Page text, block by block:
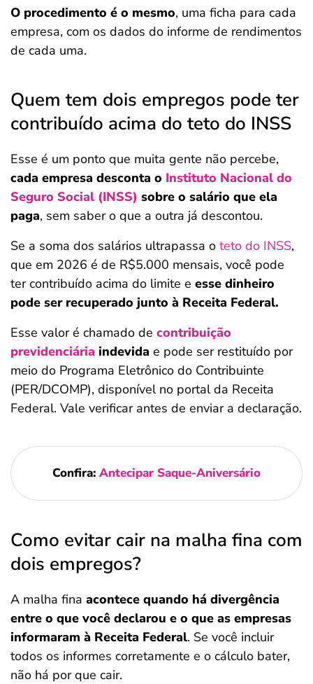
O procedimento é o mesmo, uma ficha para cada
empresa, com os dados do informe de rendimentos
de cada uma.
Quem tem dois empregos pode ter
contribuído acima do teto do INSS
Esse é um ponto que muita gente não percebe,
cada empresa desconta o Instituto Nacional do
Seguro Social (INSS) sobre o salário que ela
paga, sem saber o que a outra já descontou.
Se a soma dos salários ultrapassa o teto do INSS,
que em 2026 é de R$5.000 mensais, você pode
ter contribuído acima do limite e esse dinheiro
pode ser recuperado junto à Receita Federal.
Esse valor é chamado de contribuição
previdenciária indevida e pode ser restituído por
meio do Programa Eletrônico do Contribuinte
(PER/DCOMP), disponível no portal da Receita
Federal. Vale verificar antes de enviar a declaração.
Confira: Antecipar Saque-Aniversário
Como evitar cair na malha fina com
dois empregos?
A malha fina acontece quando há divergência
entre o que você declarou e o que as empresas
informaram à Receita Federal. Se você incluir
todos os informes corretamente e o cálculo bater,
não há por que cair.